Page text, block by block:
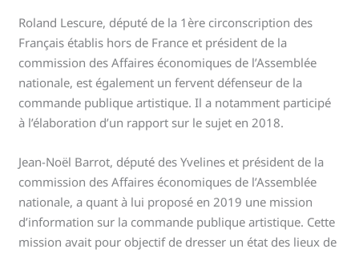
Roland Lescure, député de la 1ère circonscription des
Français établis hors de France et président de la
commission des Affaires économiques de l’Assemblée
nationale, est également un fervent défenseur de la
commande publique artistique. Il a notamment participé
à l’élaboration d’un rapport sur le sujet en 2018.
Jean-Noël Barrot, député des Yvelines et président de la
commission des Affaires économiques de l’Assemblée
nationale, a quant à lui proposé en 2019 une mission
d’information sur la commande publique artistique. Cette
mission avait pour objectif de dresser un état des lieux de